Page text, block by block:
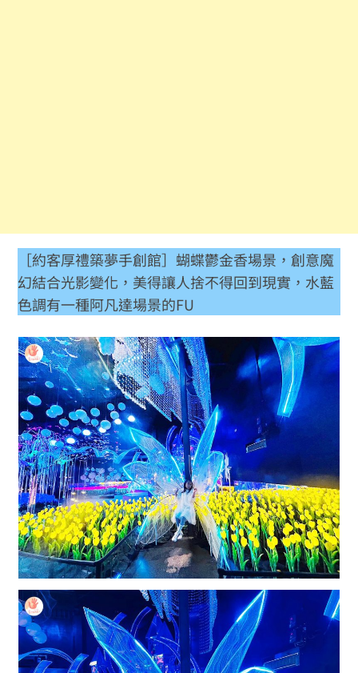
［約客厚禮築夢手創館］蝴蝶鬱金香場景，創意魔
幻結合光影變化，美得讓人捨不得回到現實，水藍
色調有一種阿凡達場景的FU